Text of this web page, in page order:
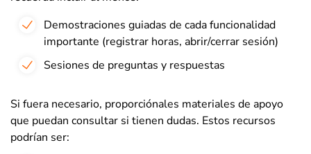
Demostraciones guiadas de cada funcionalidad
importante (registrar horas, abrir/cerrar sesión)
Sesiones de preguntas y respuestas
Si fuera necesario, proporciónales materiales de apoyo
que puedan consultar si tienen dudas. Estos recursos
podrían ser: